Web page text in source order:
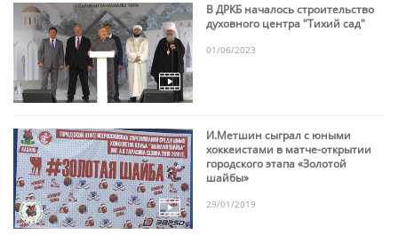
В ДРКБ началось строительство
духовного центра "Тихий сад"
01/06/2023
И.Метшин сыграл с юными
хоккеистами в матче-открытии
городского этапа «Золотой
шайбы»
29/01/2019